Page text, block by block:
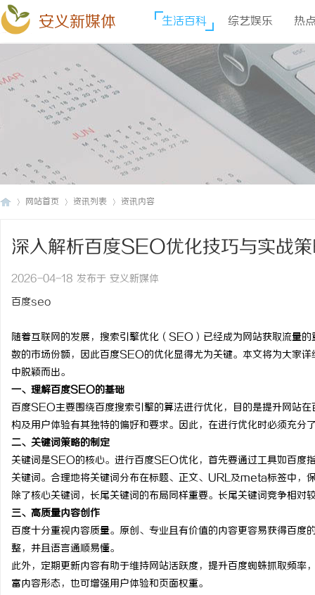
安义新媒体 生活百科 综艺娱乐 热
网站首页 资讯列表 资讯内容
深入解析百度SEO优化技巧与实战
2026-04-18 发布于 安义新媒体
百度seo
随着互联网的发展，搜索引擎优化（SEO）已经成为网站获取流量
数的市场份额，因此百度SEO的优化显得尤为关键。本文将为大家
中脱颖而出。
一、理解百度SEO的基础
百度SEO主要围绕百度搜索引擎的算法进行优化，目的是提升网站
构及用户体验有其独特的偏好和要求。因此，在进行优化时必须充分
二、关键词策略的制定
关键词是SEO的核心。进行百度SEO优化，首先要通过工具如百度
关键词。合理地将关键词分布在标题、正文、URL及meta标签中，
除了核心关键词，长尾关键词的布局同样重要。长尾关键词竞争相
三、高质量内容创作
百度十分重视内容质量。原创、专业且有价值的内容更容易获得百
整，并且语言通顺易懂。
此外，定期更新内容有助于维持网站活跃度，提升百度蜘蛛抓取频
富内容形态，也可增强用户体验和页面权重。